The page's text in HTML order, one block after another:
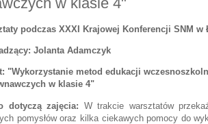
podczas XXXI Krajowej Konferencji SNM w
Jolanta Adamczyk
"Wykorzystanie metod edukacji
w klasie 4"
dotyczą zajęcia: W trakcie warsztatów
pomysłów oraz kilka ciekawych pomocy do